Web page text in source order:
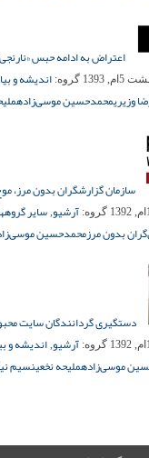
اعتراض به ادامه حبس
1393 گروه: اندیشه و
وزیریمحمدحسین موسی‌زاده
سازمان گزارشگران بدون مرز،
گروه: آرشیو, سایر
بدون مرزمحمدحسین
دستگیری گردانندگان سایت
گروه: آرشیو, اندیشه و
موسی‌زادهملیحه نخعینسیم